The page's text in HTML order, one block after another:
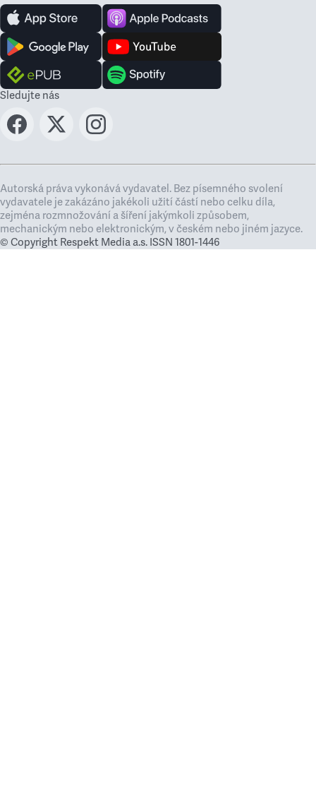
Sledujte nás
Autorská práva vykonává vydavatel. Bez písemného svolení
vydavatele je zakázáno jakékoli užití částí nebo celku díla,
zejména rozmnožování a šíření jakýmkoli způsobem,
mechanickým nebo elektronickým, v českém nebo jiném jazyce.
© Copyright Respekt Media a.s. ISSN 1801-1446